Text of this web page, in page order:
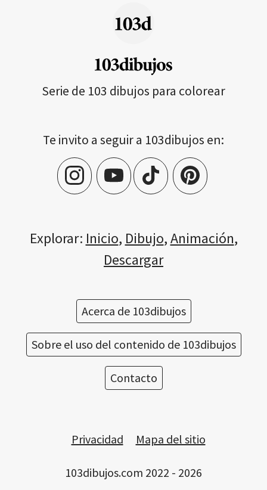
Serie de 103 dibujos para colorear
Te invito a seguir a 103dibujos en:
Explorar: Inicio, Dibujo,Animación,
Descargar
Acerca de 103dibujos
Sobre el uso del contenido de 103dibujos
Contacto
Privacidad Mapa del sitio
103dibujos.com 2022 - 2026